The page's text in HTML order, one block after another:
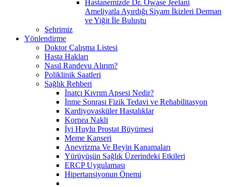
Hastanemizde Dr. Owase Jeelani
Ameliyatla Ayırdığı Siyam İkizleri Derman
ve Yiğit İle Buluştu
Şehrimiz
Yönlendirme
Doktor Çalışma Listesi
Hasta Hakları
Nasıl Randevu Alırım?
Poliklinik Saatleri
Sağlık Rehberi
İnatçı Kıvrım Apsesi Nedir?
İnme Sonrası Fizik Tedavi ve Rehabilitasyon
Kardiyovasküler Hastalıklar
Kornea Nakli
İyi Huylu Prostat Büyümesi
Meme Kanseri
Anevrizma Ve Beyin Kanamaları
Yürüyüşün Sağlık Üzerindeki Etkileri
ERCP Uygulaması
Hipertansiyonun Önemi